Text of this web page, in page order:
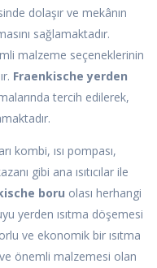
dolaşır ve mekânın
sağlamaktadır.
malzeme seçeneklerinin
Fraenkische yerden
tercih edilerek,
kombi, ısı pompası,
gibi ana ısıtıcılar ile
boru olası herhangi
yerden ısıtma döşemesi
ve ekonomik bir ısıtma
önemli malzemesi olan